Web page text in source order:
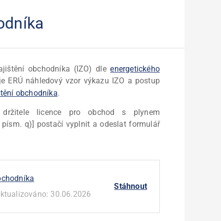
obchodníka (IZO) dleenergetického
ERÚ náhledový vzor výkazu IZO a postup
obchodníka.
licence pro obchod s plynem
q)] postačí vyplnit a odeslat formulář
30.06.2026
Stáhnout